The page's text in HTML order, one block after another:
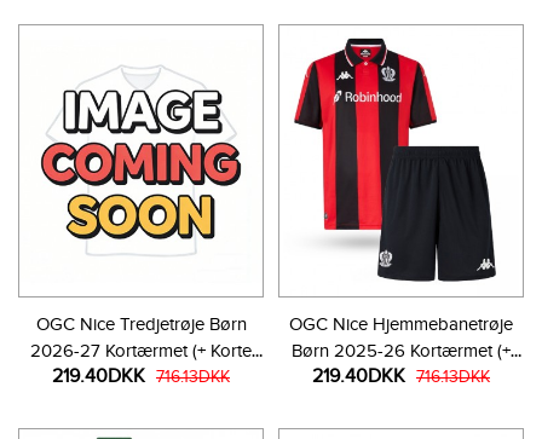
OGC Nice Tredjetrøje Børn
2026-27 Kortærmet (+ Korte
bukser)
219.40DKK 716.13DKK
OGC Nice Hjemmebanetrøje
Børn 2025-26 Kortærmet (+
Korte bukser)
219.40DKK 716.13DKK